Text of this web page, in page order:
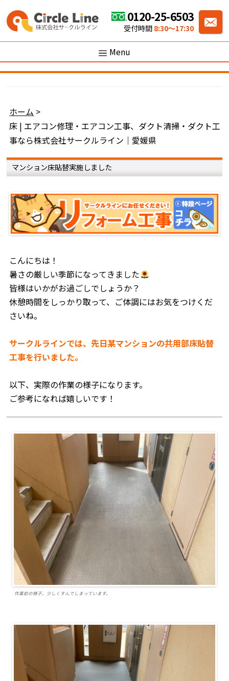
0120-25-6503
受付時間 8:30〜17:30
Menu
ホーム >
床 | エアコン修理・エアコン工事、ダクト清掃・ダクト工
事なら株式会社サークルライン｜愛媛県
マンション床貼替実施しました
こんにちは！
暑さの厳しい季節になってきました
皆様はいかがお過ごしでしょうか？
休憩時間をしっかり取って、ご体調にはお気をつけくだ
さいね。
サークルラインでは、先日某マンションの共用部床貼替
工事を行いました。
以下、実際の作業の様子になります。
ご参考になれば嬉しいです！
作業前の様子。少しくすんでしまっています。